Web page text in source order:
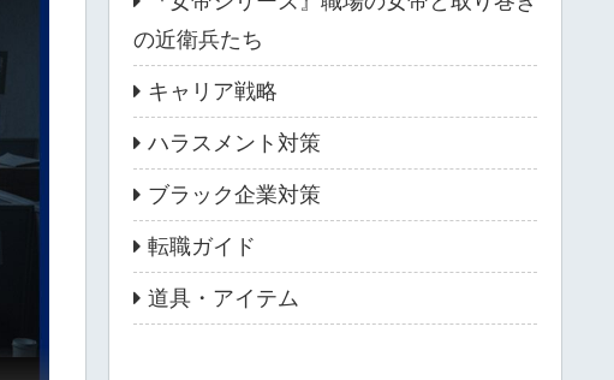
の近衛兵たち
キャリア戦略
ハラスメント対策
ブラック企業対策
転職ガイド
道具・アイテム